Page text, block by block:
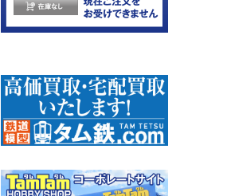
貨車 ＪＲ東日
プ 8両セット